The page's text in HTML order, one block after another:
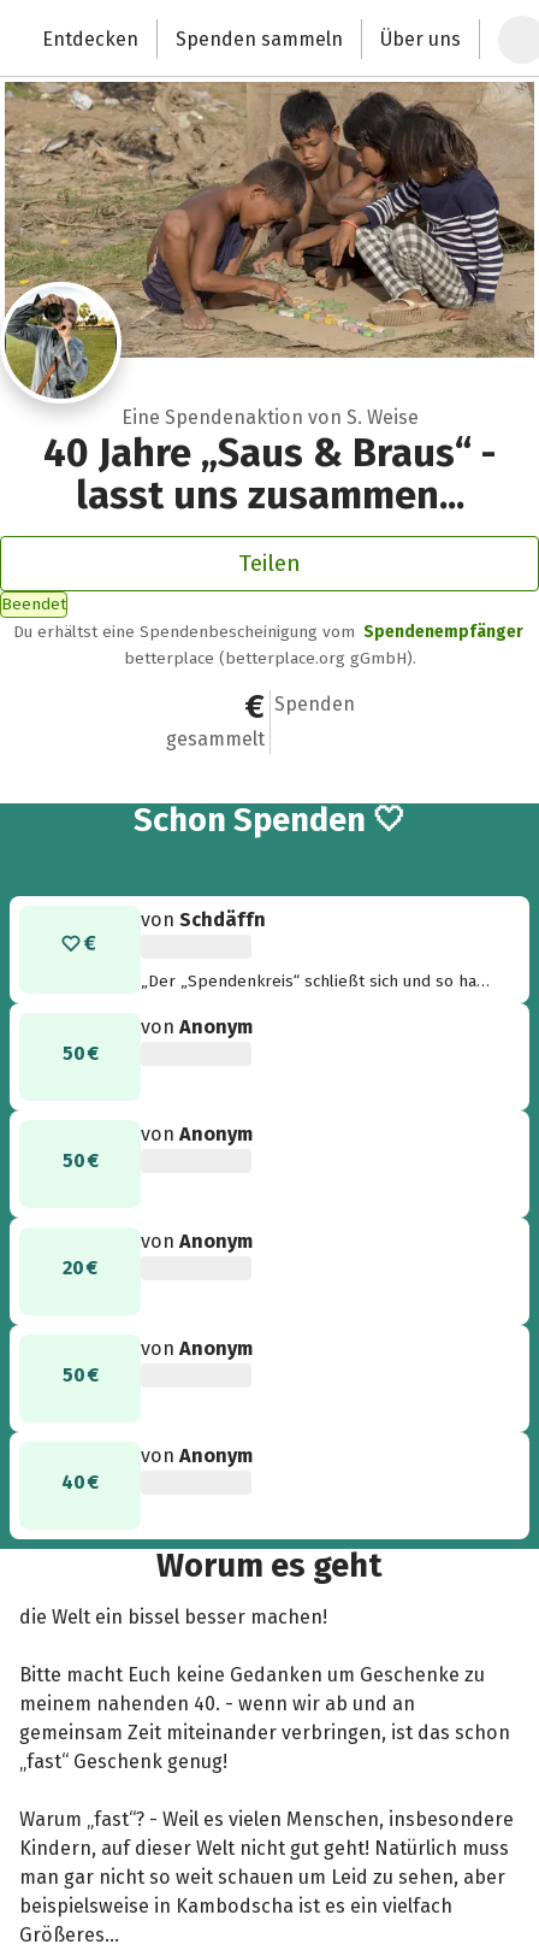
Deutschlands größte Spendenplattform
Entdecken Spenden sammeln Über uns
Eine Spendenaktion von S. Weise
40 Jahre „Saus & Braus“ -
lasst uns zusammen...
Teilen
Beendet
Du erhältst eine Spendenbescheinigung vom Spendenempfänger
betterplace (betterplace.org gGmbH).
606 €
gesammelt
16
Spenden
Schon 16
Spenden 🤍
vonSchdäffn
„Der „Spendenkreis“ schließt sich und so habe
der vermeintlich ersten Spenderin gewidmet.
50 €
vonAnonym
50 €
vonAnonym
20 €
vonAnonym
50 €
vonAnonym
40 €
vonAnonym
Worum es geht
die Welt ein bissel besser machen!
Bitte macht Euch keine Gedanken um Geschenke zu
meinem nahenden 40. - wenn wir ab und an
gemeinsam Zeit miteinander verbringen, ist das schon
„fast“ Geschenk genug!
Warum „fast“? - Weil es vielen Menschen, insbesondere
Kindern, auf dieser Welt nicht gut geht! Natürlich muss
man gar nicht so weit schauen um Leid zu sehen, aber
beispielsweise in Kambodscha ist es ein vielfach
Größeres...